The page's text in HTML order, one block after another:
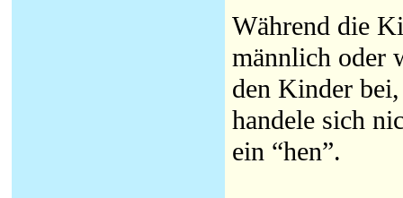
Während die
männlich oder
den Kinder
handele sich
ein “hen”.